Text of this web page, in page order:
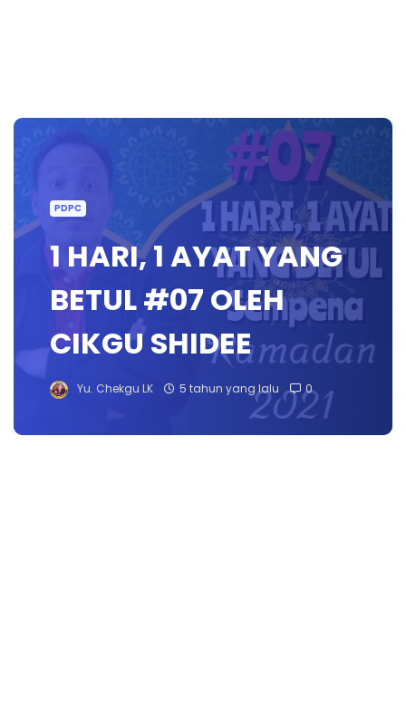
PDPC
1 HARI, 1 AYAT YANG
BETUL #07 OLEH
CIKGU SHIDEE
Yu. Chekgu LK 5 tahun yang lalu 0